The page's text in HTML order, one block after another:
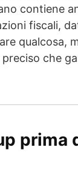
contiene
fiscali,
qualcosa,
che
prima